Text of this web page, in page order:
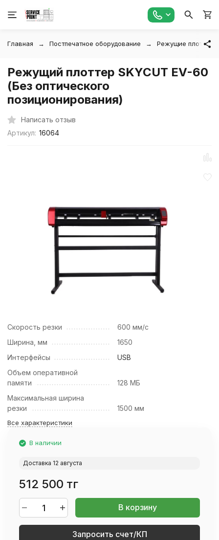
Главная Постпечатное оборудование Режущие
Режущий плоттер SKYCUT EV-60
(Без оптического
позиционирования)
Написать отзыв
Артикул: 16064
Скорость резки
600 мм/с
Ширина, мм
1650
Интерфейсы
USB
Объем оперативной
памяти
128 МБ
Максимальная ширина
резки
1500 мм
Все характеристики
В наличии
Доставка 12 августа
512 500 тг
В корзину
Запросить счет/КП